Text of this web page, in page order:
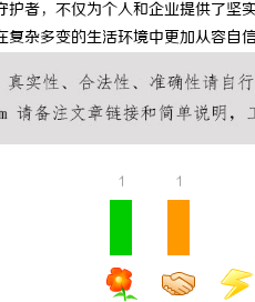
护者，不仅为个人和企业提供了
复杂多变的生活环境中更加从容自
1 1